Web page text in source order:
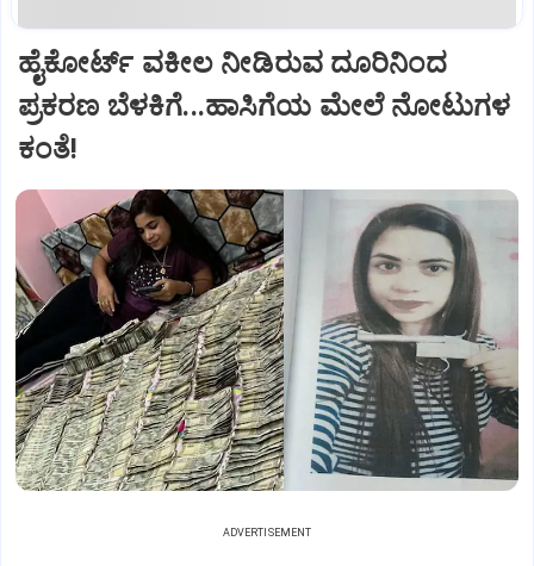
ಹೈಕೋರ್ಟ್‌ ವಕೀಲ ನೀಡಿರುವ ದೂರಿನಿಂದ
ಪ್ರಕರಣ ಬೆಳಕಿಗೆ...ಹಾಸಿಗೆಯ ಮೇಲೆ ನೋಟುಗಳ
ಕಂತೆ!
ADVERTISEMENT